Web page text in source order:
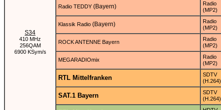
S34
410 MHz
256QAM
6900 KSym/s
Radio TEDDY (Bayern)
Radio
(MP2)
Klassik Radio (Bayern)
Radio
(MP2)
ROCK ANTENNE Bayern
Radio
(MP2)
MEGARADIOmix
Radio
(MP2)
RTL Mittelfranken
SDTV
(H.264)
SAT.1 Bayern
SDTV
(H.264)